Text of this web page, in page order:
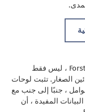
أثبت برنامج QuestionPro أنه أفضل من Forsta ، ليس فقط
الصغار. تثبت لوحات
، جنبًا إلى جنب مع
المفيدة ، أن